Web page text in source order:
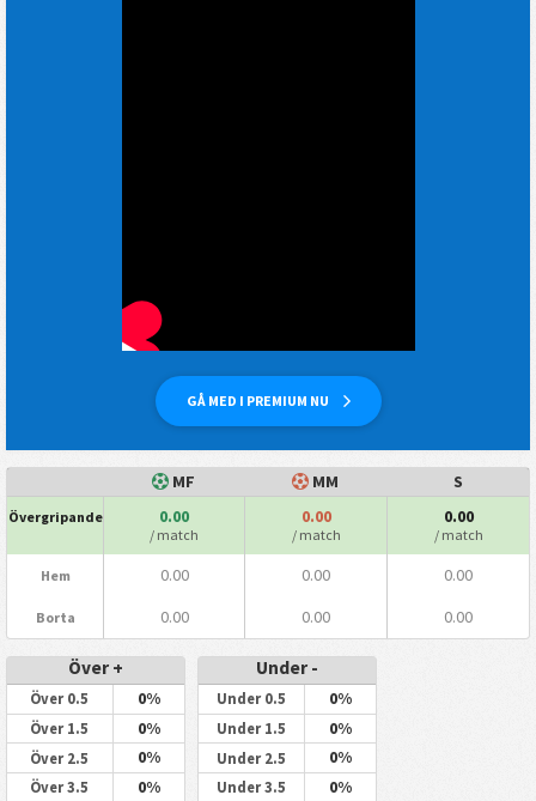
GÅ MED I PREMIUM NU
MF MM S
Övergripande 0.00
/ match
0.00
/ match
0.00
/ match
Hem 0.00 0.00 0.00
Borta 0.00 0.00 0.00
Över +
Över 0.5 0%
Över 1.5 0%
Över 2.5 0%
Över 3.5 0%
Under -
Under 0.5 0%
Under 1.5 0%
Under 2.5 0%
Under 3.5 0%